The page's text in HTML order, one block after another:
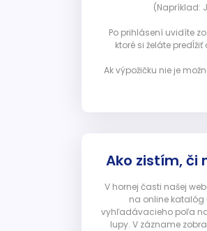
(Napríklad:
Po prihlásení uvidíte
ktoré si želáte
Ak výpožičku nie je
Ako zistím, či
V hornej časti našej
na online katalóg
vyhľadávacieho poľa
lupy. V zázname